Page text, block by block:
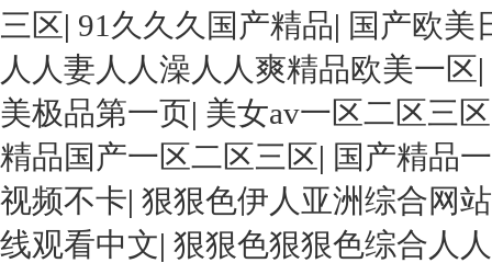
三区| 91久久久国产精品| 国产欧美
人人妻人人澡人人爽精品欧美一区|
美极品第一页| 美女av一区二区三区
精品国产一区二区三区| 国产精品
视频不卡| 狠狠色伊人亚洲综合网
线观看中文| 狠狠色狠狠色综合人人